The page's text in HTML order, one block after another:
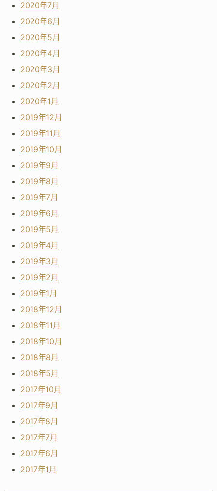
2020年7月
2020年6月
2020年5月
2020年4月
2020年3月
2020年2月
2020年1月
2019年12月
2019年11月
2019年10月
2019年9月
2019年8月
2019年7月
2019年6月
2019年5月
2019年4月
2019年3月
2019年2月
2019年1月
2018年12月
2018年11月
2018年10月
2018年8月
2018年5月
2017年10月
2017年9月
2017年8月
2017年7月
2017年6月
2017年1月